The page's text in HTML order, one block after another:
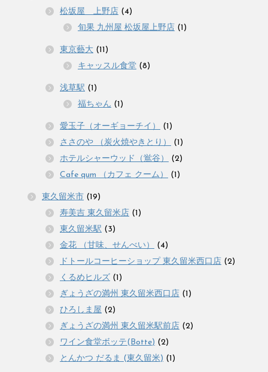
松坂屋 上野店 (4)
旬果 九州屋 松坂屋上野店 (1)
東京藝大 (11)
キャッスル食堂 (8)
浅草駅 (1)
福ちゃん (1)
愛玉子（オーギョーチイ）
(1)
ささのや （炭火焼やきとり）
(1)
ホテルシャーウッド（鴬谷）
(2)
Cafe qum （カフェ クーム）
(1)
東久留米市 (19)
寿美吉 東久留米店 (1)
東久留米駅 (3)
金花 （甘味、せんべい）
(4)
ドトールコーヒーショップ 東久留米西口店 (2)
くるめヒルズ (1)
ぎょうざの満州 東久留米西口店 (1)
ひろしま屋 (2)
ぎょうざの満州 東久留米駅前店 (2)
ワイン食堂ボッテ(Botte) (2)
とんかつ だるま (東久留米) (1)